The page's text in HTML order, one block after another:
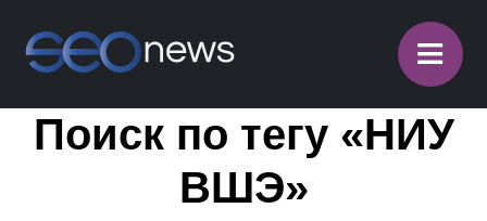
≡
Поиск по тегу «НИУ
ВШЭ»